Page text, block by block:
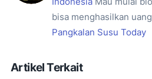
bisa menghasilkan
Pangkalan Susu Today
Artikel Terkait